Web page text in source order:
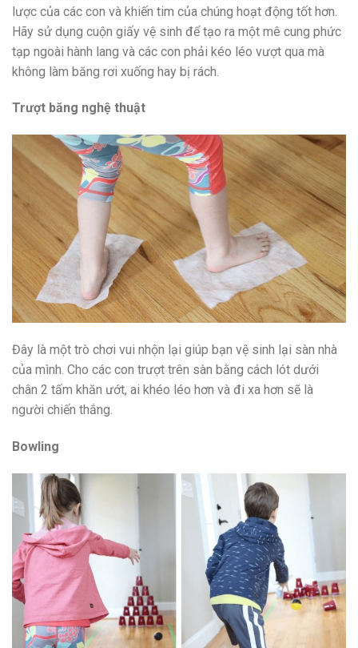
lược của các con và khiến tim của chúng hoạt động tốt hơn.
Hãy sử dụng cuộn giấy vệ sinh để tạo ra một mê cung phức
tạp ngoài hành lang và các con phải kéo léo vượt qua mà
không làm băng rơi xuống hay bị rách.
Trượt băng nghệ thuật
Đây là một trò chơi vui nhộn lại giúp bạn vệ sinh lại sàn nhà
của mình. Cho các con trượt trên sàn bằng cách lót dưới
chân 2 tấm khăn ướt, ai khéo léo hơn và đi xa hơn sẽ là
người chiến thắng.
Bowling